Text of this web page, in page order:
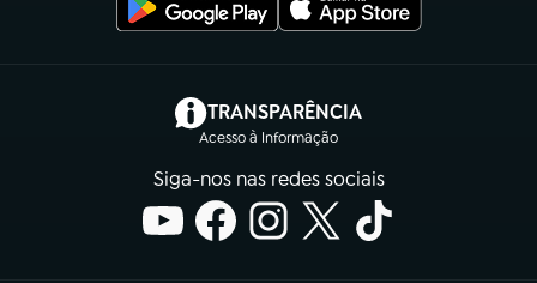
TRANSPARÊNCIA
Acesso à Informação
(abre em nova aba)
Siga-nos nas redes sociais